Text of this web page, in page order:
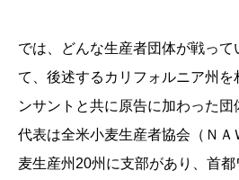
では、どんな生産者団体が戦って
て、後述するカリフォルニア州を
ンサントと共に原告に加わった
代表は全米小麦生産者協会（Ｎ
麦生産州20州に支部があり、首